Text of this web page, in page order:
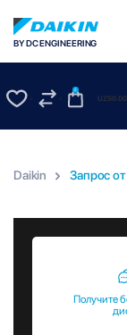
BY DC ENGINEERING
0
UZS0.00
Daikin Запрос
Получите